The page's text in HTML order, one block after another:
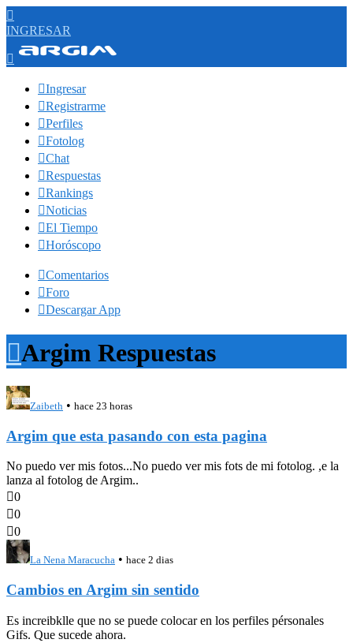

INGRESAR

Ingresar
Registrarme
Perfiles
Fotolog
Chat
Respuestas
Rankings
Noticias
El Tiempo
Horóscopo
Comentarios
Foro
Descargar App
Argim Respuestas
Zaibeth • hace 23 horas
Argim que esta pasando con esta pagina
No puedo ver mis fotos...No puedo ver mis fots de mi fotolog. ,e la
lanza al fotolog de Argim..
0
0
0
La Nena Maracucha • hace 2 dias
Cambios en Argim sin sentido
Es increibklle que no se puede colocar en los perfiles pérsonales
Gifs. Que sucede ahora.